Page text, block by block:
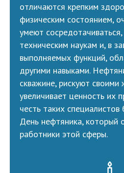
отличаются крепким
физическим состоянием,
умеют
техническим наукам и, в
выполняемых функций,
другими навыками.
скважине, рискуют
увеличивает ценность их
честь таких специалистов
День нефтяника, который
работники этой сферы.